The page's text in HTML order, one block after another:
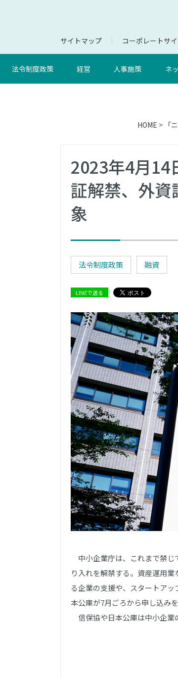
サイトマップ コーポレートサ
法令制度政策 経営 人事施策 ネ
HOME > 「
2023年4月
証解禁、外
象
法令制度政策 融資
LINEで送る
中小企業庁は、これまで禁じ
り入れを解禁する。資産運用
る企業の支援や、スタートア
本公庫が7月ごろから申し込み
信保協や日本公庫は中小企